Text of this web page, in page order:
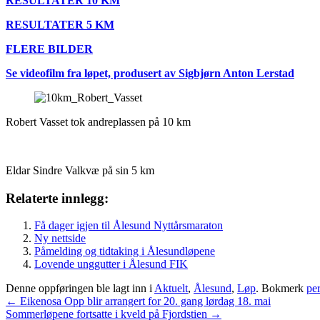
RESULTATER 5 KM
FLERE BILDER
Se videofilm fra løpet, produsert av Sigbjørn Anton Lerstad
Robert Vasset tok andreplassen på 10 km
Eldar Sindre Valkvæ på sin 5 km
Relaterte innlegg:
Få dager igjen til Ålesund Nyttårsmaraton
Ny nettside
Påmelding og tidtaking i Ålesundløpene
Lovende unggutter i Ålesund FIK
Denne oppføringen ble lagt inn i Aktuelt, Ålesund, Løp. Bokmerk
Innleggsnavigasjon
← Eikenosa Opp blir arrangert for 20. gang lørdag 18. mai
Sommerløpene fortsatte i kveld på Fjordstien →